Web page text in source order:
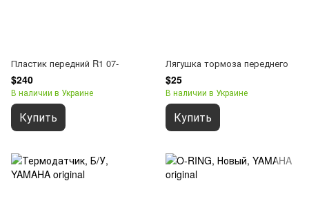
Пластик передний R1 07-
$240
В наличии в Украине
Купить
Лягушка тормоза переднего
$25
В наличии в Украине
Купить